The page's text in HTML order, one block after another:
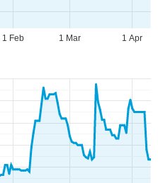
1 Feb 1 Mar 1 Apr